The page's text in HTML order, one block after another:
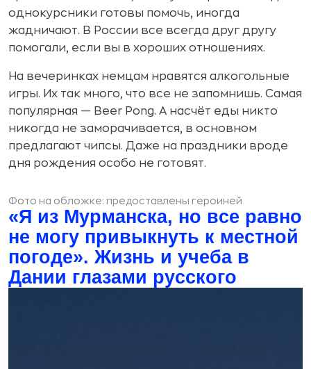
однокурсники готовы помочь, иногда
жадничают. В России все всегда друг другу
помогали, если вы в хороших отношениях.
На вечеринках немцам нравятся алкогольные
игры. Их так много, что все не запомнишь. Самая
популярная — Beer Pong. А насчёт еды никто
никогда не заморачивается, в основном
предлагают чипсы. Даже на праздники вроде
дня рождения особо не готовят.
Фото на обложке: предоставлены героиней
«Я из Мурманска, но все равно
не могу привыкнуть к местной
погоде». Жизнь и учеба в
Дании глазами русского